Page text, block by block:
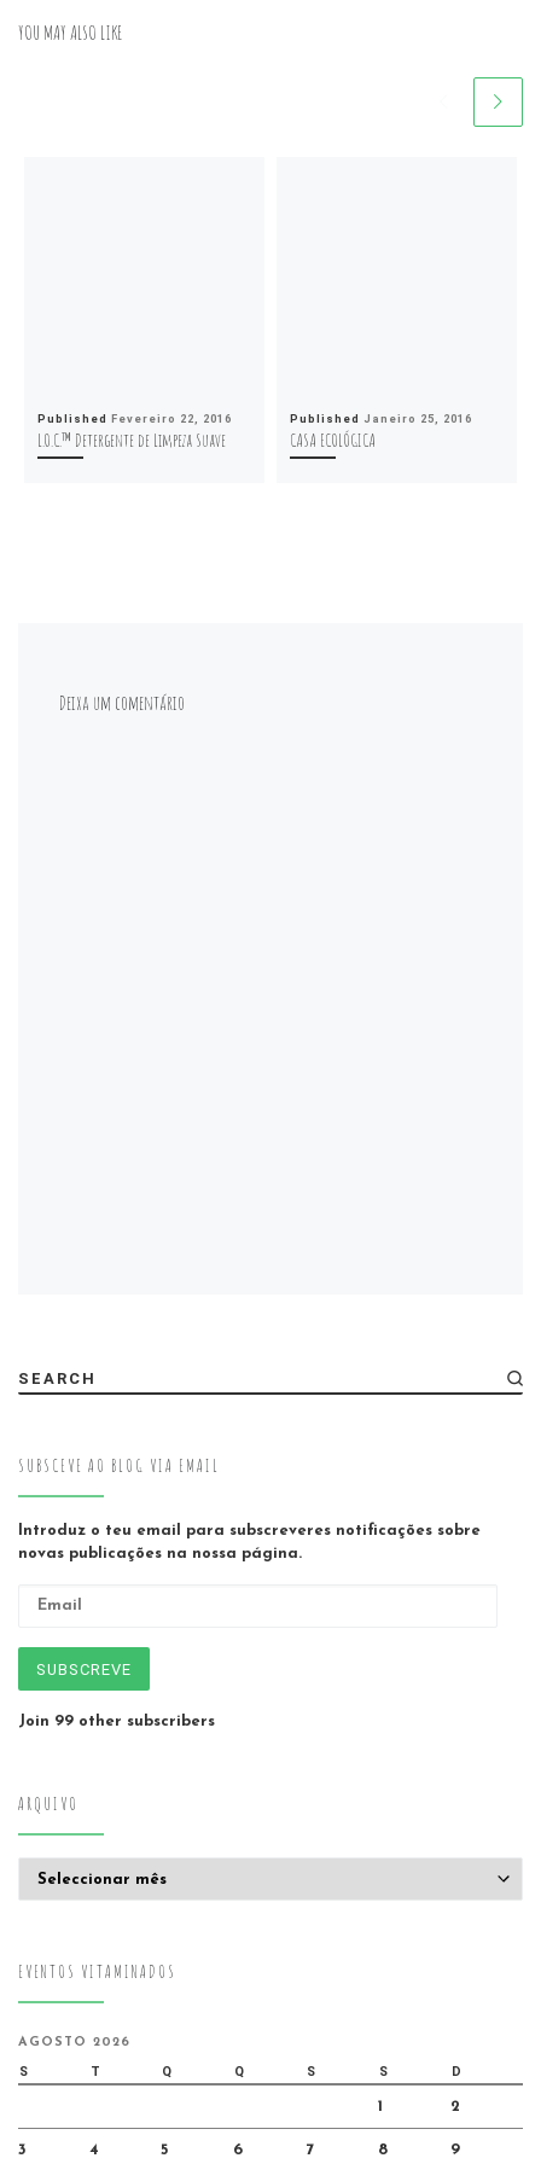
YOU MAY ALSO LIKE
Published Fevereiro 22, 2016
L.O.C.™ Detergente de Limpeza Suave
Published Janeiro 25, 2016
CASA ECOLÓGICA
Deixa um comentário
SEARCH
SUBSCEVE AO BLOG VIA EMAIL
Introduz o teu email para subscreveres notificações sobre
novas publicações na nossa página.
SUBSCREVE
Join 99 other subscribers
ARQUIVO
EVENTOS VITAMINADOS
AGOSTO 2026
S T Q Q S S D
1 2
3 4 5 6 7 8 9